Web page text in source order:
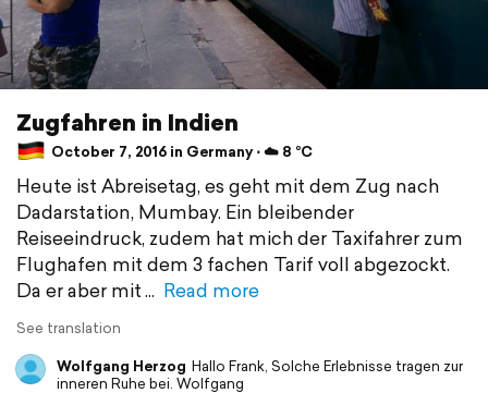
Zugfahren in Indien
October 7, 2016 in Germany ⋅ ☁️ 8 °C
Heute ist Abreisetag, es geht mit dem Zug nach
Dadarstation, Mumbay. Ein bleibender
Reiseeindruck, zudem hat mich der Taxifahrer zum
Flughafen mit dem 3 fachen Tarif voll abgezockt.
Da er aber mit
Read more
See translation
Wolfgang Herzog Hallo Frank, Solche Erlebnisse tragen zur
inneren Ruhe bei. Wolfgang